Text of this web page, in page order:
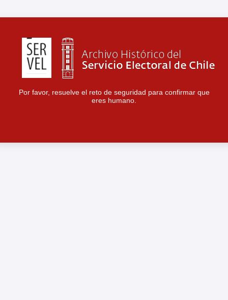
Por favor, resuelve el reto de seguridad para confirmar que
eres humano.